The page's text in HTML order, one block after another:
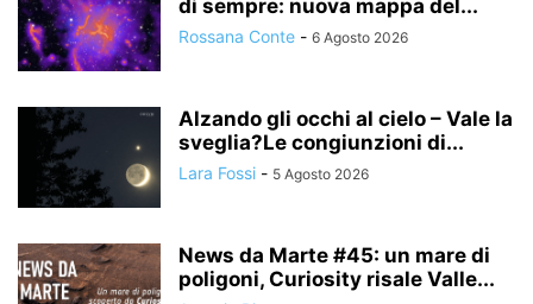
di sempre: nuova mappa del...
Rossana Conte - 6 Agosto 2026
Alzando gli occhi al cielo – Vale la
sveglia?Le congiunzioni di...
Lara Fossi - 5 Agosto 2026
News da Marte #45: un mare di
poligoni, Curiosity risale Valle...